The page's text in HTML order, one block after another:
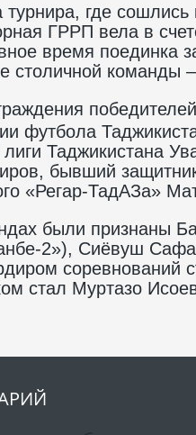
где
ГРРП вела в
время поединка
столичной команды
футбола
Таджикистана
бывший
«Регар-ТадАЗа»
были признаны
2»), Сиёвуш
соревнований
стал Муртазо